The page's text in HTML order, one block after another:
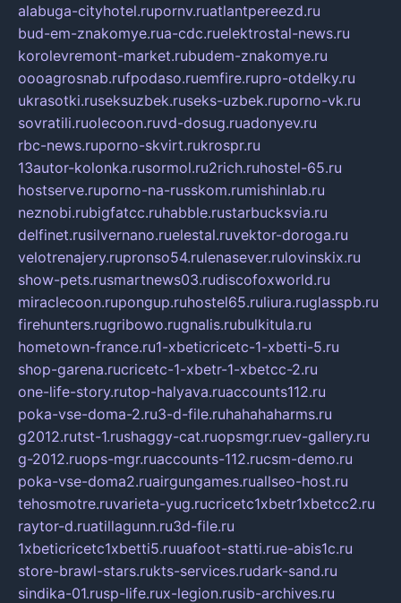
alabuga-cityhotel.rupornv.ruatlantpereezd.ru
bud-em-znakomye.rua-cdc.ruelektrostal-news.ru
korolevremont-market.rubudem-znakomye.ru
oooagrosnab.rufpodaso.ruemfire.rupro-otdelky.ru
ukrasotki.ruseksuzbek.ruseks-uzbek.ruporno-vk.ru
sovratili.ruolecoon.ruvd-dosug.ruadonyev.ru
rbc-news.ruporno-skvirt.rukrospr.ru
13autor-kolonka.rusormol.ru2rich.ruhostel-65.ru
hostserve.ruporno-na-russkom.rumishinlab.ru
neznobi.rubigfatcc.ruhabble.rustarbucksvia.ru
delfinet.rusilvernano.ruelestal.ruvektor-doroga.ru
velotrenajery.rupronso54.rulenasever.rulovinskix.ru
show-pets.rusmartnews03.rudiscofoxworld.ru
miraclecoon.rupongup.ruhostel65.ruliura.ruglasspb.ru
firehunters.rugribowo.rugnalis.rubulkitula.ru
hometown-france.ru1-xbeticricetc-1-xbetti-5.ru
shop-garena.rucricetc-1-xbetr-1-xbetcc-2.ru
one-life-story.rutop-halyava.ruaccounts112.ru
poka-vse-doma-2.ru3-d-file.ruhahahaharms.ru
g2012.rutst-1.rushaggy-cat.ruopsmgr.ruev-gallery.ru
g-2012.ruops-mgr.ruaccounts-112.rucsm-demo.ru
poka-vse-doma2.ruairgungames.ruallseo-host.ru
tehosmotre.ruvarieta-yug.rucricetc1xbetr1xbetcc2.ru
raytor-d.ruatillagunn.ru3d-file.ru
1xbeticricetc1xbetti5.ruuafoot-statti.rue-abis1c.ru
store-brawl-stars.rukts-services.rudark-sand.ru
sindika-01.rusp-life.rux-legion.rusib-archives.ru